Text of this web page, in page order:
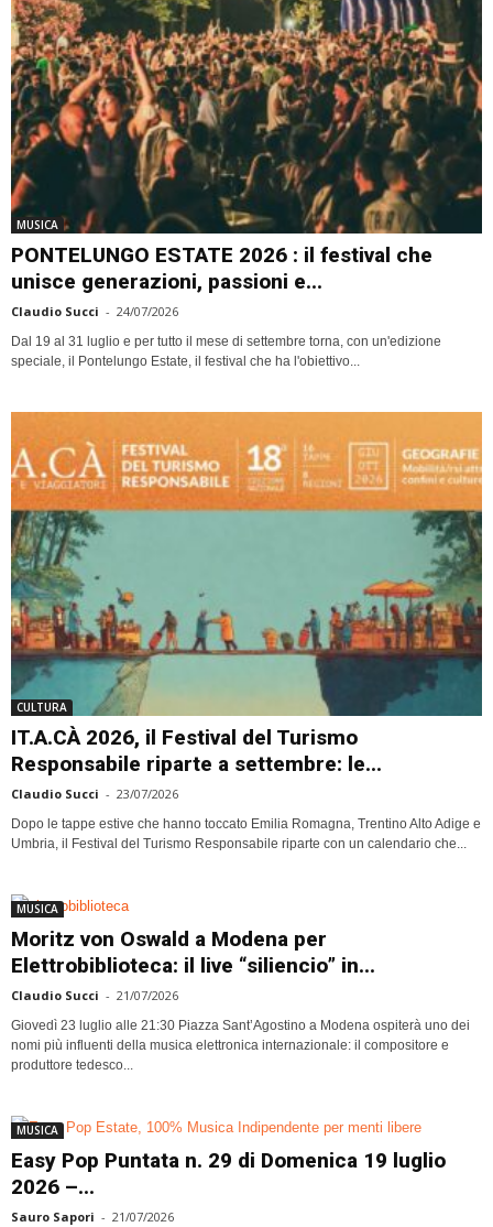
MUSICA
PONTELUNGO ESTATE 2026 : il festival che
unisce generazioni, passioni e...
Claudio Succi - 24/07/2026
Dal 19 al 31 luglio e per tutto il mese di settembre torna, con un'edizione
speciale, il Pontelungo Estate, il festival che ha l'obiettivo...
CULTURA
IT.A.CÀ 2026, il Festival del Turismo
Responsabile riparte a settembre: le...
Claudio Succi - 23/07/2026
Dopo le tappe estive che hanno toccato Emilia Romagna, Trentino Alto Adige e
Umbria, il Festival del Turismo Responsabile riparte con un calendario che...
MUSICA
Moritz von Oswald a Modena per
Elettrobiblioteca: il live “siliencio” in...
Claudio Succi - 21/07/2026
Giovedì 23 luglio alle 21:30 Piazza Sant’Agostino a Modena ospiterà uno dei
nomi più influenti della musica elettronica internazionale: il compositore e
produttore tedesco...
MUSICA
Easy Pop Puntata n. 29 di Domenica 19 luglio
2026 –...
Sauro Sapori - 21/07/2026